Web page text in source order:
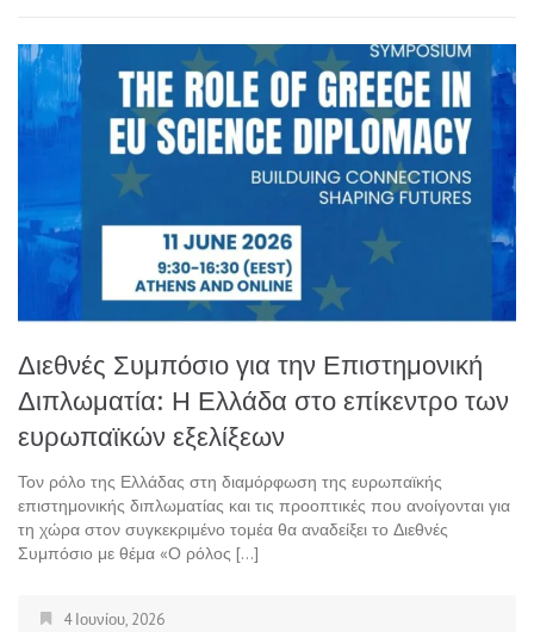
Διεθνές Συμπόσιο για την Επιστημονική
Διπλωματία: Η Ελλάδα στο επίκεντρο των
ευρωπαϊκών εξελίξεων
Τον ρόλο της Ελλάδας στη διαμόρφωση της ευρωπαϊκής
επιστημονικής διπλωματίας και τις προοπτικές που ανοίγονται για
τη χώρα στον συγκεκριμένο τομέα θα αναδείξει το Διεθνές
Συμπόσιο με θέμα «Ο ρόλος […]
4 Ιουνίου, 2026